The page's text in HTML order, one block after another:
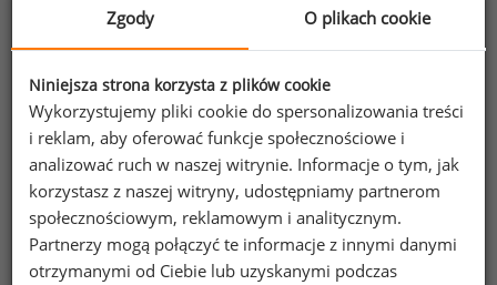
pracowników),
trudności pracy i metodyki wartościowania
(przygotowanie zespołu wartościującego oraz
przedstawienie celów i metody wartościowania
pracy),
wartościowanie stanowiskzgodnie z przyjętą
metodą ( analityczna ocena pracy na każdym
ze stanowisk w firmie),
Zgody O plikach cookie
Niniejsza strona korzysta z plików cookie
Wykorzystujemy pliki cookie do spersonalizowania treści
i reklam, aby oferować funkcje społecznościowe i
analizować ruch w naszej witrynie. Informacje o tym, jak
korzystasz z naszej witryny, udostępniamy partnerom
społecznościowym, reklamowym i analitycznym.
Partnerzy mogą połączyć te informacje z innymi danymi
otrzymanymi od Ciebie lub uzyskanymi podczas